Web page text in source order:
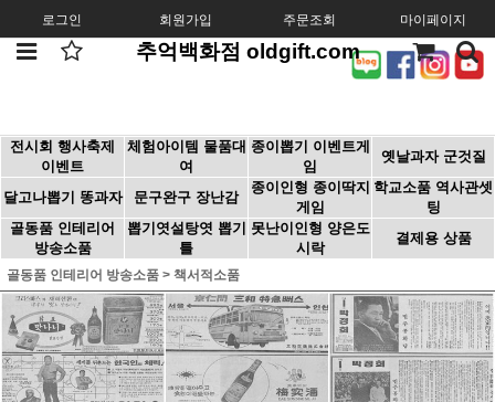
로그인 회원가입 주문조회 마이페이지
추억백화점 oldgift.com
전시회 행사축제
이벤트
체험아이템 물품대
여
종이뽑기 이벤트게
임
옛날과자 군것질
달고나뽑기 똥과자 문구완구 장난감
종이인형 종이딱지
게임
학교소품 역사관셋
팅
골동품 인테리어
방송소품
뽑기엿설탕엿 뽑기
틀
못난이인형 양은도
시락
결제용 상품
골동품 인테리어 방송소품 > 책서적소품